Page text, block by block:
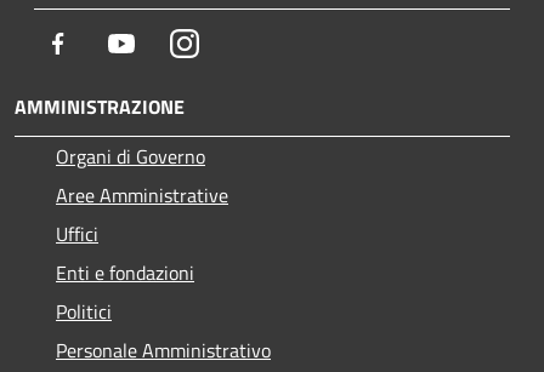
Facebook YoutubeInstagram
AMMINISTRAZIONE
Organi di Governo
Aree Amministrative
Uffici
Enti e fondazioni
Politici
Personale Amministrativo